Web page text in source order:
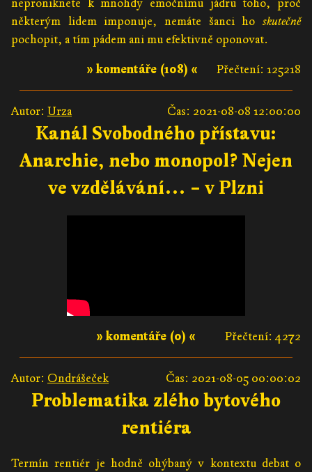
neproniknete k mnohdy emočnímu jádru toho, proč
některým lidem imponuje, nemáte šanci ho skutečně
pochopit, a tím pádem ani mu efektivně oponovat.
Přečtení: 125218
» komentáře (108) «
Autor: Urza Čas: 2021-08-08 12:00:00
Kanál Svobodného přístavu:
Anarchie, nebo monopol? Nejen
ve vzdělávání… – v Plzni
Přečtení: 4272
» komentáře (0) «
Autor: Ondrášeček Čas: 2021-08-05 00:00:02
Problematika zlého bytového
rentiéra
Termín rentiér je hodně ohýbaný v kontextu debat o